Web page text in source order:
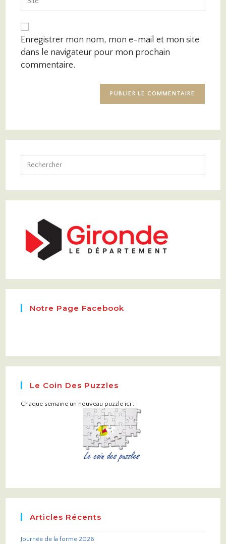
Enregistrer mon nom, mon e-mail et mon site
dans le navigateur pour mon prochain
commentaire.
Notre Page Facebook
Le Coin Des Puzzles
Chaque semaine un nouveau puzzle ici :
Articles Récents
Journée de la forme 2026